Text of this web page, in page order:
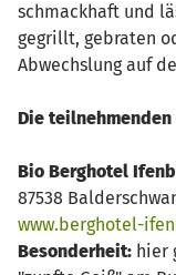
schmackhaft und
gegrillt, gebraten
Abwechslung auf
Die teilnehmenden
Bio Berghotel
87538
www.berghotel-
Besonderheit: hier